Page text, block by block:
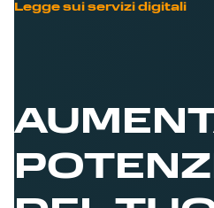
Legge sui servizi digitali